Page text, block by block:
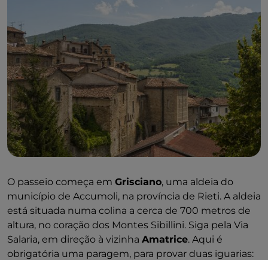
O passeio começa em Grisciano, uma aldeia do
município de Accumoli, na província de Rieti. A aldeia
está situada numa colina a cerca de 700 metros de
altura, no coração dos Montes Sibillini. Siga pela Via
Salaria, em direção à vizinha Amatrice. Aqui é
obrigatória uma paragem, para provar duas iguarias: